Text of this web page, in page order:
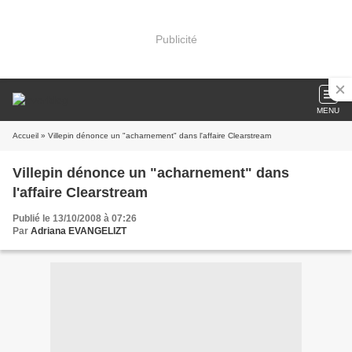
Publicité
MENU
Accueil » Villepin dénonce un "acharnement" dans l'affaire Clearstream
Villepin dénonce un "acharnement" dans
l'affaire Clearstream
Publié le 13/10/2008 à 07:26
Par Adriana EVANGELIZT